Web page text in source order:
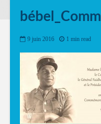
bébel_Comm
9 juin 2016 1 min read